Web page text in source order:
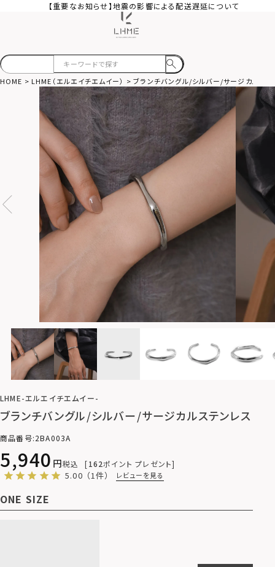
【重要なお知らせ】地震の影響による配送遅延について
HOME LHME（エルエイチエムイー） ブランチバングル/シルバー/サージカルステ
LHME-エルエイチエムイー-
ブランチバングル/シルバー/サージカルステンレス
商品番号 2BA003A
5,940 税込 162ポイント プレゼント
5.00 （1件） レビューを見る
ONE SIZE